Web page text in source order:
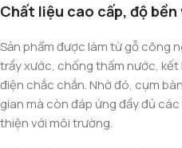
Chất liệu cao cấp, độ
Sản phẩm được làm từ gỗ công
trầy xước, chống thấm nước,
điện chắc chắn. Nhờ đó, cụm
gian mà còn đáp ứng đầy đủ
thiện với môi trường.